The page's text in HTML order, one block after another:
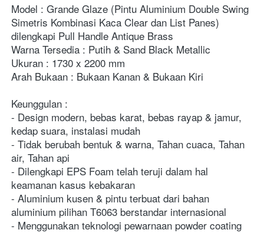
Model : Grande Glaze (Pintu Aluminium Double Swing
Simetris Kombinasi Kaca Clear dan List Panes)
dilengkapi Pull Handle Antique Brass
Warna Tersedia : Putih & Sand Black Metallic
Ukuran : 1730 x 2200 mm
Arah Bukaan : Bukaan Kanan & Bukaan Kiri
Keunggulan :
- Design modern, bebas karat, bebas rayap & jamur,
kedap suara, instalasi mudah
- Tidak berubah bentuk & warna, Tahan cuaca, Tahan
air, Tahan api
- Dilengkapi EPS Foam telah teruji dalam hal
keamanan kasus kebakaran
- Aluminium kusen & pintu terbuat dari bahan
aluminium pilihan T6063 berstandar internasional
- Menggunakan teknologi pewarnaan powder coating